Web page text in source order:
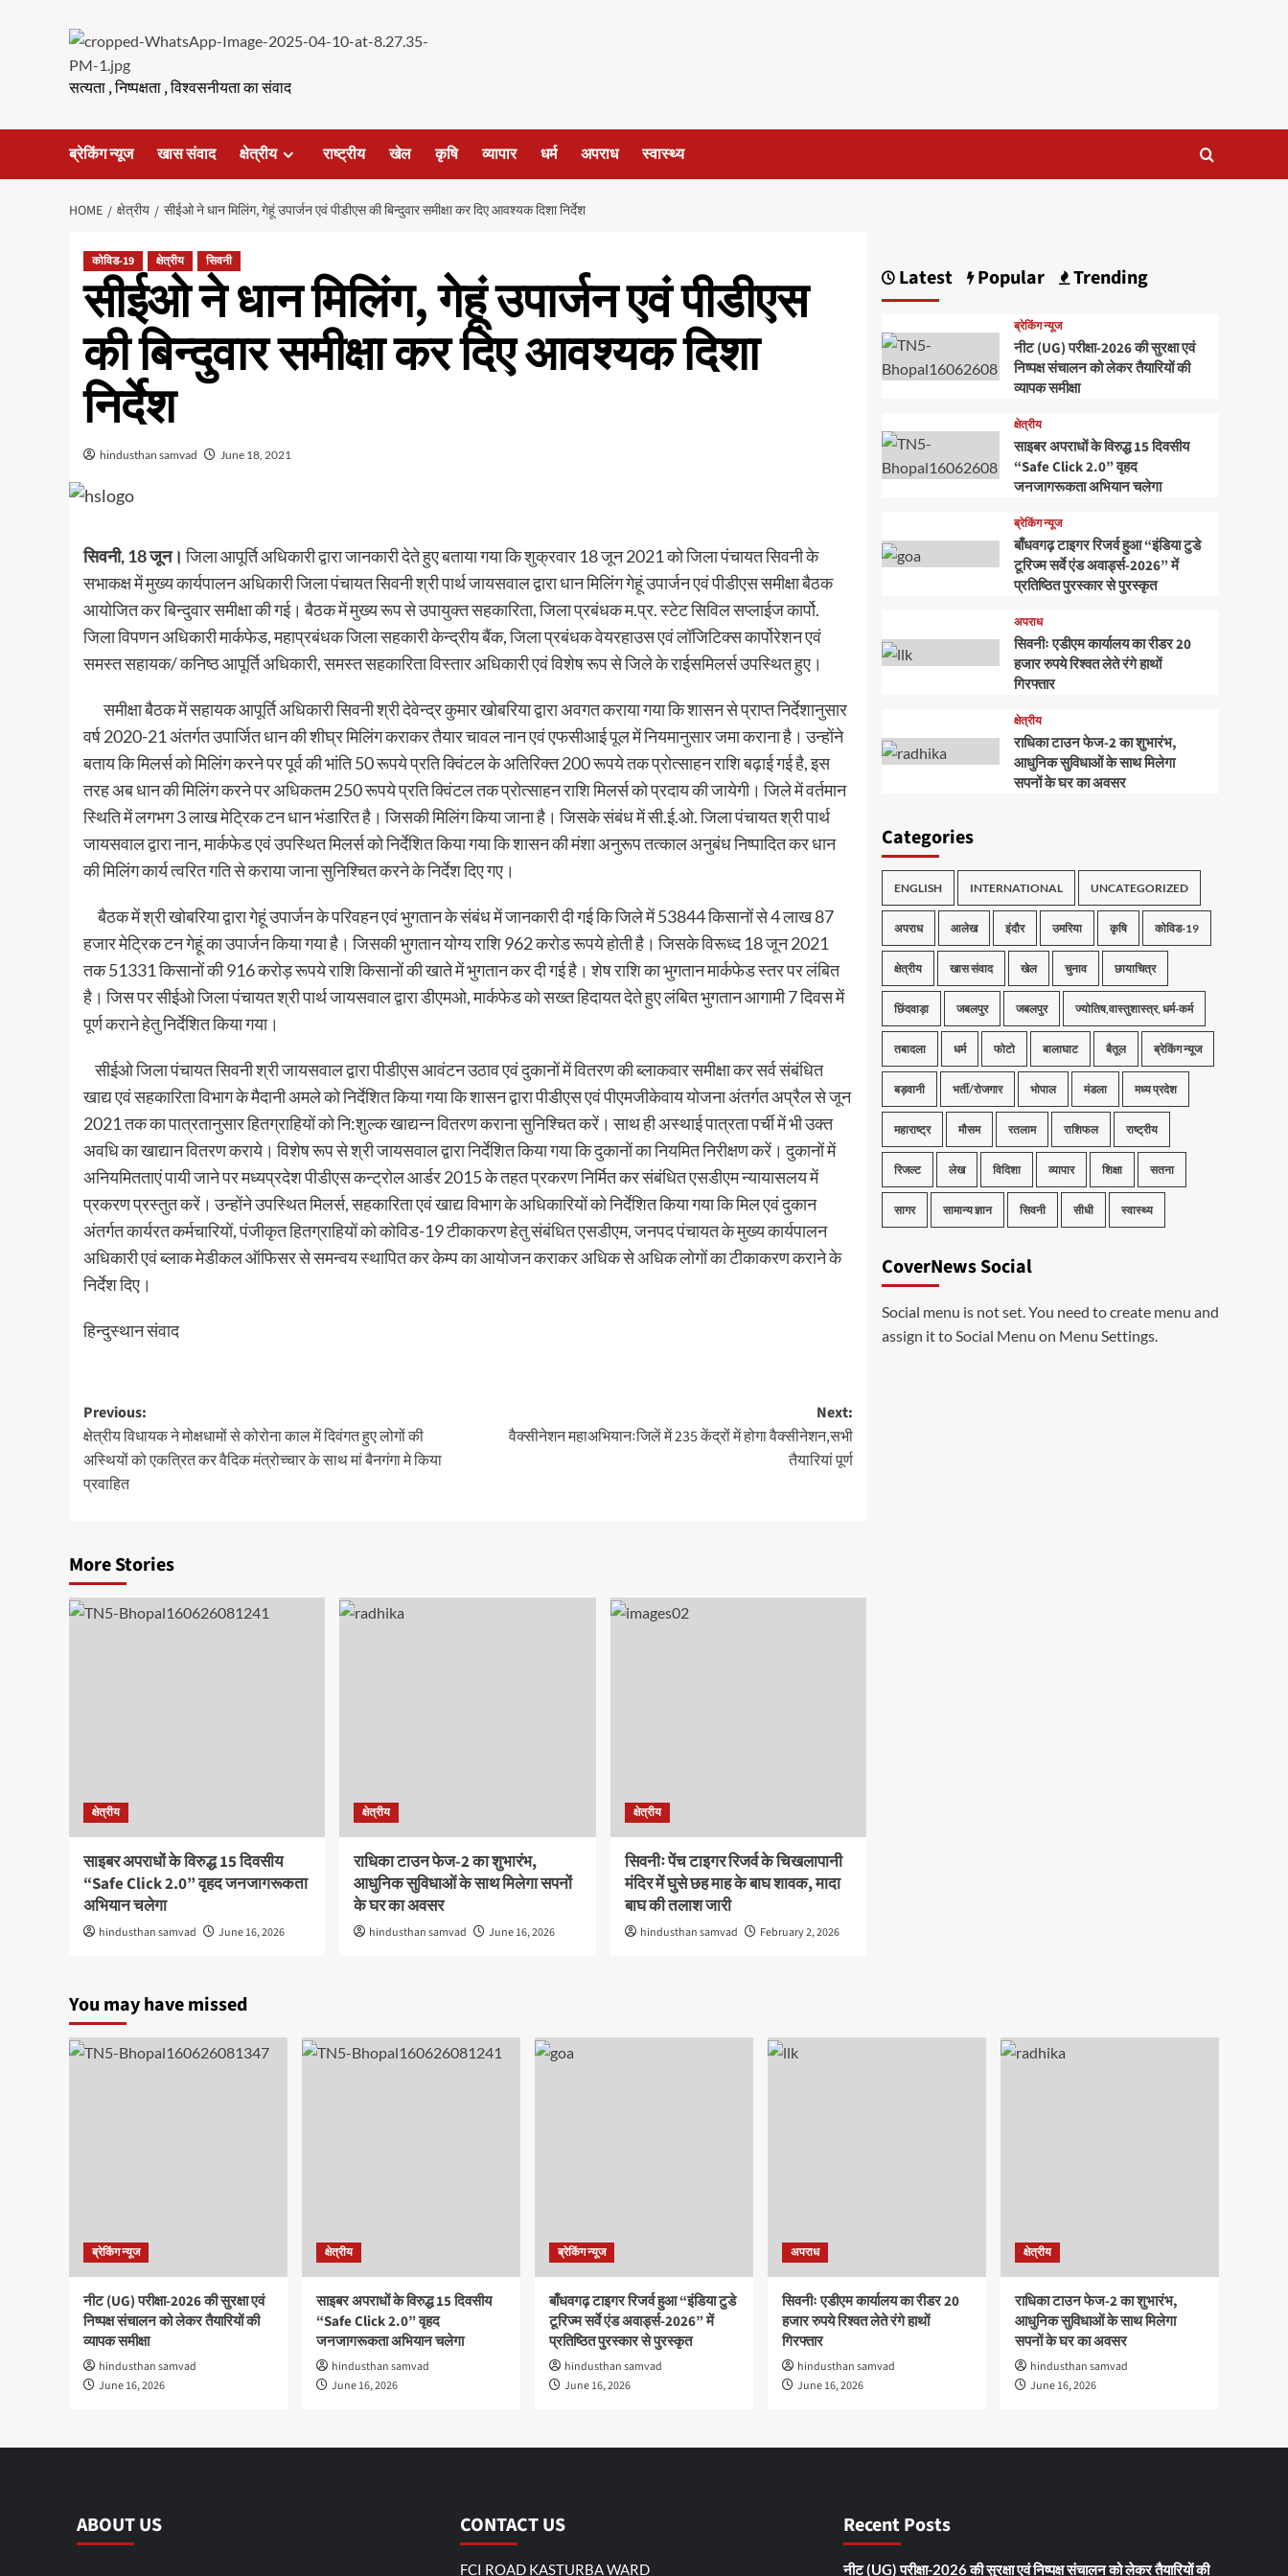
सत्यता , निष्पक्षता , विश्वसनीयता का संवाद
ब्रेकिंग न्यूज खास संवाद क्षेत्रीय राष्ट्रीय खेल कृषि व्यापार धर्म अपराध स्वास्थ्य
HOME क्षेत्रीय सीईओ ने धान मिलिंग, गेहूं उपार्जन एवं पीडीएस की बिन्दुवार समीक्षा कर दिए आवश्यक दिशा निर्देश
कोविड-19 क्षेत्रीय सिवनी
सीईओ ने धान मिलिंग, गेहूं उपार्जन एवं पीडीएस
की बिन्दुवार समीक्षा कर दिए आवश्यक दिशा
निर्देश
hindusthan samvad June 18, 2021
सिवनी, 18 जून। जिला आपूर्ति अधिकारी द्वारा जानकारी देते हुए बताया गया कि शुक्रवार 18 जून 2021 को जिला पंचायत सिवनी के
सभाकक्ष में मुख्य कार्यपालन अधिकारी जिला पंचायत सिवनी श्री पार्थ जायसवाल द्वारा धान मिलिंग गेहूं उपार्जन एवं पीडीएस समीक्षा बैठक
आयोजित कर बिन्दुवार समीक्षा की गई। बैठक में मुख्य रूप से उपायुक्त सहकारिता, जिला प्रबंधक म.प्र. स्टेट सिविल सप्लाईज कार्पो.
जिला विपणन अधिकारी मार्कफेड, महाप्रबंधक जिला सहकारी केन्द्रीय बैंक, जिला प्रबंधक वेयरहाउस एवं लॉजिटिक्स कार्पोरेशन एवं
समस्त सहायक/ कनिष्ठ आपूर्ति अधिकारी, समस्त सहकारिता विस्तार अधिकारी एवं विशेष रूप से जिले के राईसमिलर्स उपस्थित हुए।
समीक्षा बैठक में सहायक आपूर्ति अधिकारी सिवनी श्री देवेन्द्र कुमार खोबरिया द्वारा अवगत कराया गया कि शासन से प्राप्त निर्देशानुसार
वर्ष 2020-21 अंतर्गत उपार्जित धान की शीघ्र मिलिंग कराकर तैयार चावल नान एवं एफसीआई पूल में नियमानुसार जमा कराना है। उन्होंने
बताय कि मिलर्स को मिलिंग करने पर पूर्व की भांति 50 रूपये प्रति क्विंटल के अतिरिक्त 200 रूपये तक प्रोत्साहन राशि बढ़ाई गई है, इस
तरह अब धान की मिलिंग करने पर अधिकतम 250 रूपये प्रति क्विंटल तक प्रोत्साहन राशि मिलर्स को प्रदाय की जायेगी। जिले में वर्तमान
स्थिति में लगभग 3 लाख मेट्रिक टन धान भंडारित है। जिसकी मिलिंग किया जाना है। जिसके संबंध में सी.ई.ओ. जिला पंचायत श्री पार्थ
जायसवाल द्वारा नान, मार्कफेड एवं उपस्थित मिलर्स को निर्देशित किया गया कि शासन की मंशा अनुरूप तत्काल अनुबंध निष्पादित कर धान
की मिलिंग कार्य त्वरित गति से कराया जाना सुनिश्चित करने के निर्देश दिए गए।
बैठक में श्री खोबरिया द्वारा गेहूं उपार्जन के परिवहन एवं भुगतान के संबंध में जानकारी दी गई कि जिले में 53844 किसानों से 4 लाख 87
हजार मेट्रिक टन गेहूं का उपार्जन किया गया है। जिसकी भुगतान योग्य राशि 962 करोड रूपये होती है। जिसके विरूध्द 18 जून 2021
तक 51331 किसानों की 916 करोड़ रूपये राशि किसानों की खाते में भुगतान कर दी गई है। शेष राशि का भुगतान मार्कफेड स्तर पर लंबित
है। जिस पर सीईओ जिला पंचायत श्री पार्थ जायसवाल द्वारा डीएमओ, मार्कफेड को सख्त हिदायत देते हुए लंबित भुगतान आगामी 7 दिवस में
पूर्ण कराने हेतु निर्देशित किया गया।
सीईओ जिला पंचायत सिवनी श्री जायसवाल द्वारा पीडीएस आवंटन उठाव एवं दुकानों में वितरण की ब्लाकवार समीक्षा कर सर्व संबंधित
खाद्य एवं सहकारिता विभाग के मैदानी अमले को निर्देशित किया गया कि शासन द्वारा पीडीएस एवं पीएमजीकेवाय योजना अंतर्गत अप्रैल से जून
2021 तक का पात्रतानुसार हितग्राहियों को नि:शुल्क खाद्यन्न वितरण कराना सुनिश्चित करें। साथ ही अस्थाई पात्रता पर्ची में भी उक्त
अवधि का खाद्यान वितरण कराये। विशेष रूप से श्री जायसवाल द्वारा निर्देशित किया गया कि दुकानों का नियमित निरीक्षण करें। दुकानों में
अनियमितताएं पायी जाने पर मध्यप्रदेश पीडीएस कन्ट्रोल आर्डर 2015 के तहत प्रकरण निर्मित कर संबंधित एसडीएम न्यायासलय में
प्रकरण प्रस्तुत करें। उन्होंने उपस्थित मिलर्स, सहकारिता एवं खाद्य विभाग के अधिकारियों को निर्देशित किया गया कि मिल एवं दुकान
अंतर्गत कार्यरत कर्मचारियों, पंजीकृत हितग्राहियों को कोविड-19 टीकाकरण हेतु संबंधित एसडीएम, जनपद पंचायत के मुख्य कार्यपालन
अधिकारी एवं ब्लाक मेडीकल ऑफिसर से समन्वय स्थापित कर केम्प का आयोजन कराकर अधिक से अधिक लोगों का टीकाकरण कराने के
निर्देश दिए।
हिन्दुस्थान संवाद
Post
navigation
Previous:
क्षेत्रीय विधायक ने मोक्षधामों से कोरोना काल में दिवंगत हुए लोगों की
अस्थियों को एकत्रित कर वैदिक मंत्रोच्चार के साथ मां बैनगंगा मे किया
प्रवाहित
Next:
वैक्सीनेशन महाअभियानःजिलें में 235 केंद्रों में होगा वैक्सीनेशन,सभी
तैयारियां पूर्ण
More Stories
क्षेत्रीय
साइबर अपराधों के विरुद्ध 15 दिवसीय
“Safe Click 2.0” वृहद जनजागरूकता
अभियान चलेगा
hindusthan samvad June 16, 2026
क्षेत्रीय
राधिका टाउन फेज-2 का शुभारंभ,
आधुनिक सुविधाओं के साथ मिलेगा सपनों
के घर का अवसर
hindusthan samvad June 16, 2026
क्षेत्रीय
सिवनीः पेंच टाइगर रिजर्व के चिखलापानी
मंदिर में घुसे छह माह के बाघ शावक, मादा
बाघ की तलाश जारी
hindusthan samvad February 2, 2026
Latest Popular Trending
ब्रेकिंग न्यूज
नीट (UG) परीक्षा-2026 की सुरक्षा एवं
निष्पक्ष संचालन को लेकर तैयारियों की
व्यापक समीक्षा
क्षेत्रीय
साइबर अपराधों के विरुद्ध 15 दिवसीय
“Safe Click 2.0” वृहद
जनजागरूकता अभियान चलेगा
ब्रेकिंग न्यूज
बाँधवगढ़ टाइगर रिजर्व हुआ “इंडिया टुडे
टूरिज्म सर्वे एंड अवार्ड्स-2026” में
प्रतिष्ठित पुरस्कार से पुरस्कृत
अपराध
सिवनीः एडीएम कार्यालय का रीडर 20
हजार रुपये रिश्वत लेते रंगे हाथों
गिरफ्तार
क्षेत्रीय
राधिका टाउन फेज-2 का शुभारंभ,
आधुनिक सुविधाओं के साथ मिलेगा
सपनों के घर का अवसर
Categories
ENGLISH INTERNATIONAL UNCATEGORIZED
अपराध आलेख इंदौर उमरिया कृषि कोविड-19
क्षेत्रीय खास संवाद खेल चुनाव छायाचित्र
छिंदवाड़ा जबलपुर जबलपुर ज्योतिष,वास्तुशास्त्र, धर्म-कर्म
तबादला धर्म फोटो बालाघाट बैतूल ब्रेकिंग न्यूज
बड़वानी भर्ती/रोजगार भोपाल मंडला मध्य प्रदेश
महाराष्ट्र मौसम रतलाम राशिफल राष्ट्रीय
रिजल्ट लेख विदिशा व्यापार शिक्षा सतना
सागर सामान्य ज्ञान सिवनी सीधी स्वास्थ्य
CoverNews Social
Social menu is not set. You need to create menu and
assign it to Social Menu on Menu Settings.
You may have missed
ब्रेकिंग न्यूज
नीट (UG) परीक्षा-2026 की सुरक्षा एवं
निष्पक्ष संचालन को लेकर तैयारियों की
व्यापक समीक्षा
hindusthan samvad
June 16, 2026
क्षेत्रीय
साइबर अपराधों के विरुद्ध 15 दिवसीय
“Safe Click 2.0” वृहद
जनजागरूकता अभियान चलेगा
hindusthan samvad
June 16, 2026
ब्रेकिंग न्यूज
बाँधवगढ़ टाइगर रिजर्व हुआ “इंडिया टुडे
टूरिज्म सर्वे एंड अवार्ड्स-2026” में
प्रतिष्ठित पुरस्कार से पुरस्कृत
hindusthan samvad
June 16, 2026
अपराध
सिवनीः एडीएम कार्यालय का रीडर 20
हजार रुपये रिश्वत लेते रंगे हाथों
गिरफ्तार
hindusthan samvad
June 16, 2026
क्षेत्रीय
राधिका टाउन फेज-2 का शुभारंभ,
आधुनिक सुविधाओं के साथ मिलेगा
सपनों के घर का अवसर
hindusthan samvad
June 16, 2026
ABOUT US CONTACT US
FCI ROAD KASTURBA WARD
Recent Posts
नीट (UG) परीक्षा-2026 की सुरक्षा एवं निष्पक्ष संचालन को लेकर तैयारियों की